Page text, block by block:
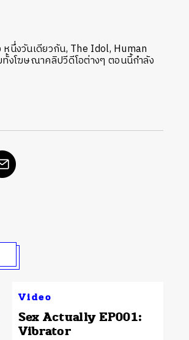
หนึ่งวันเดียวกัน, The Idol, Human
ทั้งโฆษณาคลิปวีดีโอต่างๆ ตอนนี้กำลัง
Video
Sex Actually EP001:
Vibrator